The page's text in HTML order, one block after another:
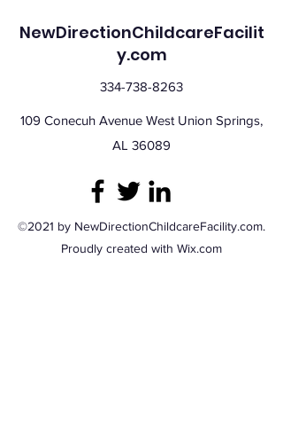
NewDirectionChildcareFacilit
y.com
334-738-8263
109 Conecuh Avenue West Union Springs,
AL 36089
©2021 by NewDirectionChildcareFacility.com.
Proudly created with Wix.com